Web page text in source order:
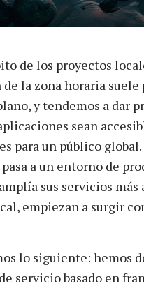
de los proyectos
la zona horaria suele
y tendemos a dar
sean
para un público
a un entorno de
sus servicios más
empiezan a surgir
lo siguiente: hemos
servicio basado en